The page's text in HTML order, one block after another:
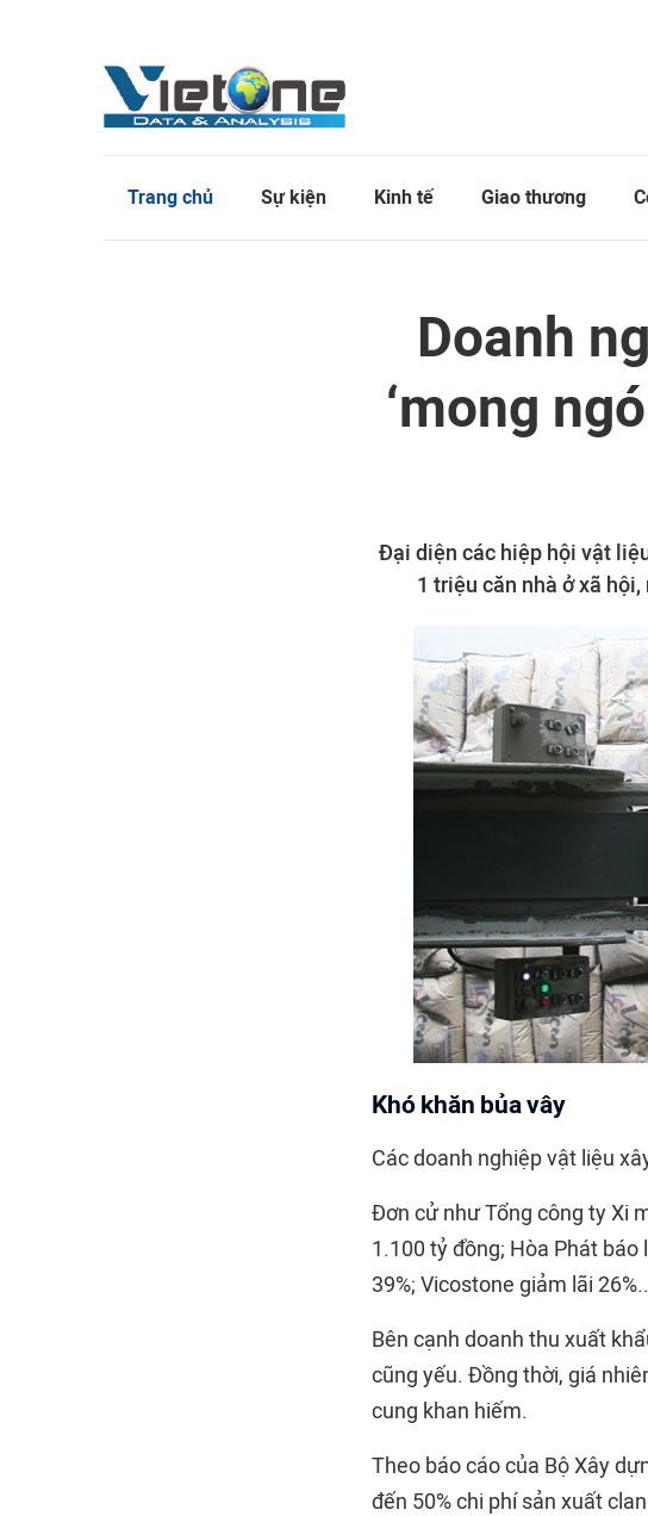
Trang chủ Sự kiện Kinh tế Giao thương
Doanh
‘mong
Đại diện các hiệp hội vật
1 triệu căn nhà ở xã
Khó khăn bủa vây
Các doanh nghiệp vật liệu
Đơn cử như Tổng công ty Xi
1.100 tỷ đồng; Hòa Phát
39%; Vicostone giảm lãi
Bên cạnh doanh thu xuất
cũng yếu. Đồng thời, giá
cung khan hiếm.
Theo báo cáo của Bộ Xây
đến 50% chi phí sản xuất